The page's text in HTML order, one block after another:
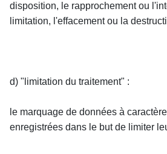
disposition, le rapprochement ou
limitation, l'effacement ou la
d) "limitation du traitement" :
le marquage de données à
enregistrées dans le but de limiter